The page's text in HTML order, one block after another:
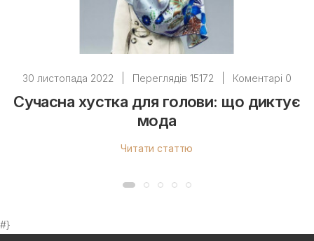
30 листопада 2022 Переглядів 15172 Коментарі 0
Сучасна хустка для голови: що диктує
мода
Читати статтю
#}